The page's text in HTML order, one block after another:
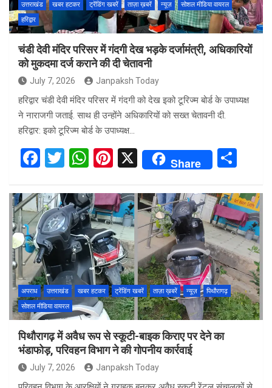
उत्तराखंड खबर हटकर ट्रेंडिंग खबरें ताज़ा ख़बरें न्यूज़
सोशल मीडिया वायरल
हरिद्वार
चंडी देवी मंदिर परिसर में गंदगी देख भड़के दर्जामंत्री, अधिकारियों
को मुकदमा दर्ज कराने की दी चेतावनी
July 7, 2026 Janpaksh Today
हरिद्वार चंडी देवी मंदिर परिसर में गंदगी को देख इको टूरिज्म बोर्ड के उपाध्यक्ष
ने नाराजगी जताई. साथ ही उन्होंने अधिकारियों को सख्त चेतावनी दी.
हरिद्वार: इको टूरिज्म बोर्ड के उपाध्यक्ष…
F
ce
b
o
o
k
T
tt
er
W
at
s
A
p
p
Pi
er
es
t
X Share
ar
e
अपराध उत्तराखंड खबर हटकर ट्रेंडिंग खबरें ताज़ा ख़बरें न्यूज़
पिथौरागढ़
सोशल मीडिया वायरल
पिथौरागढ़ में अवैध रूप से स्कूटी-बाइक किराए पर देने का
भंडाफोड़, परिवहन विभाग ने की गोपनीय कार्रवाई
July 7, 2026 Janpaksh Today